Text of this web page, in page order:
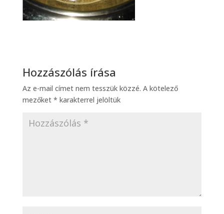
Hozzászólás írása
Az e-mail címet nem tesszük közzé. A kötelező
mezőket * karakterrel jelöltük